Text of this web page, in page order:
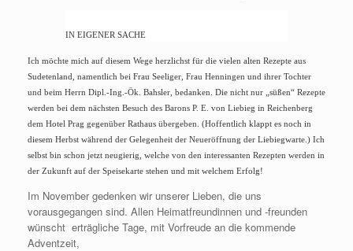
IN EIGENER SACHE
Ich möchte mich auf diesem Wege herzlichst für die vielen alten Rezepte aus
Sudetenland, namentlich bei Frau Seeliger, Frau Henningen und ihrer Tochter
und beim Herrn Dipl.-Ing.-Ök. Bahsler, bedanken. Die nicht nur „süßen“ Rezepte
werden bei dem nächsten Besuch des Barons P. E. von Liebieg in Reichenberg
dem Hotel Prag gegenüber Rathaus übergeben. (Hoffentlich klappt es noch in
diesem Herbst während der Gelegenheit der Neueröffnung der Liebiegwarte.) Ich
selbst bin schon jetzt neugierig, welche von den interessanten Rezepten werden in
der Zukunft auf der Speisekarte stehen und mit welchem Erfolg!
Im November gedenken wir unserer Lieben, die uns
vorausgegangen sind. Allen Heimatfreundinnen und -freunden
wünscht erträgliche Tage, mit Vorfreude an die kommende
Adventzeit,